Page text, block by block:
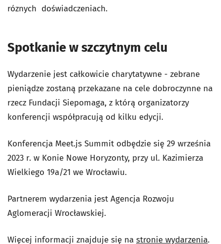
róznych doświadczeniach.
Spotkanie w szczytnym celu
Wydarzenie jest całkowicie charytatywne - zebrane
pieniądze zostaną przekazane na cele dobroczynne na
rzecz Fundacji Siepomaga, z którą organizatorzy
konferencji współpracują od kilku edycji.
Konferencja Meet.js Summit odbędzie się 29 września
2023 r. w Konie Nowe Horyzonty, przy ul. Kazimierza
Wielkiego 19a/21 we Wrocławiu.
Partnerem wydarzenia jest Agencja Rozwoju
Aglomeracji Wrocławskiej.
Więcej informacji znajduje się na stronie wydarzenia.